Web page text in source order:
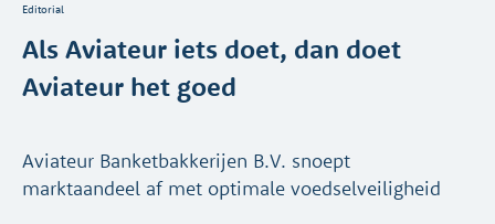
Editorial
Als Aviateur iets doet, dan doet
Aviateur het goed
Aviateur Banketbakkerijen B.V. snoept
marktaandeel af met optimale voedselveiligheid